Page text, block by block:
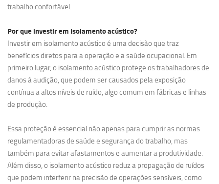
trabalho confortável.
Por que investir em isolamento acústico?
Investir em isolamento acústico é uma decisão que traz
benefícios diretos para a operação e a saúde ocupacional. Em
primeiro lugar, o isolamento acústico protege os trabalhadores de
danos à audição, que podem ser causados pela exposição
contínua a altos níveis de ruído, algo comum em fábricas e linhas
de produção.
Essa proteção é essencial não apenas para cumprir as normas
regulamentadoras de saúde e segurança do trabalho, mas
também para evitar afastamentos e aumentar a produtividade.
Além disso, o isolamento acústico reduz a propagação de ruídos
que podem interferir na precisão de operações sensíveis, como